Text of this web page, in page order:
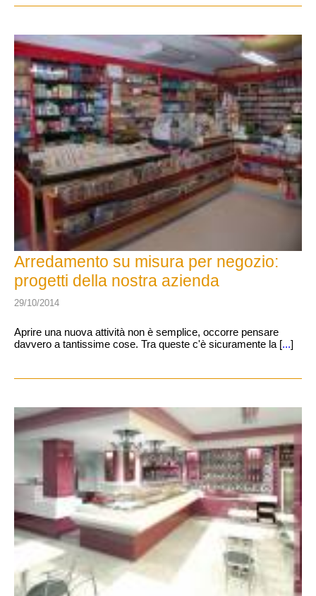
Arredamento su misura per negozio:
progetti della nostra azienda
29/10/2014
Aprire una nuova attività non è semplice, occorre pensare
davvero a tantissime cose. Tra queste c'è sicuramente la [...]